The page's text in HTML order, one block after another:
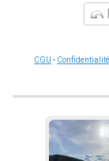
CGU - Confidentialité